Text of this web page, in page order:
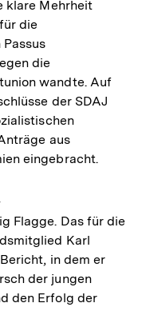
klare Mehrheit
die
die
wandte. Auf
der SDAJ
aus
eingebracht.
Flagge. Das für die
Karl
in dem er
der jungen
den Erfolg der